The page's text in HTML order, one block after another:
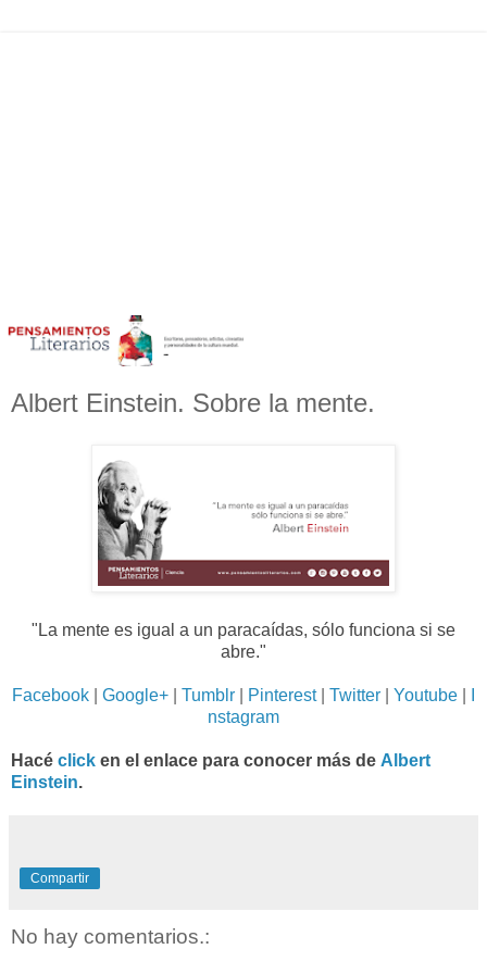
Albert Einstein. Sobre la mente.
"La mente es igual a un paracaídas, sólo funciona si se
abre."
Facebook Google+ Tumblr Pinterest| Twitter Youtube
nstagram
Hacé click en el enlace para conocer más de Albert
Einstein.
Compartir
No hay comentarios.: